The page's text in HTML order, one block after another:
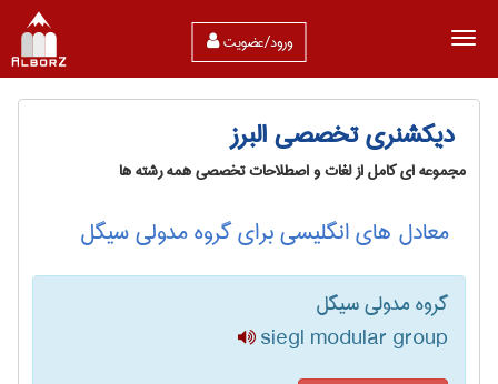
ورود/عضویت
دیکشنری تخصصی البرز
مجموعه ای کامل از لغات و اصطلاحات تخصصی همه رشته ها
معادل های انگلیسی برای گروه مدولی سیگل
گروه مدولی سیگل
siegl modular group